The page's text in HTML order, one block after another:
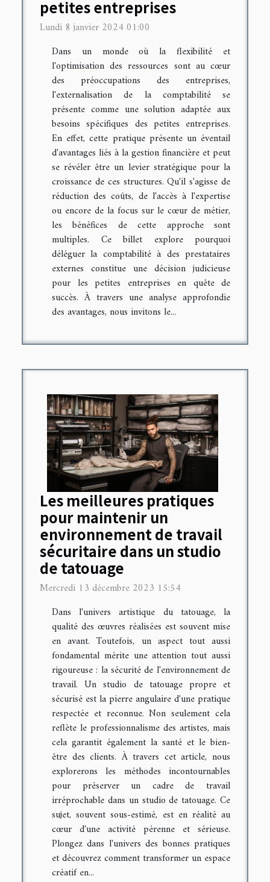
petites entreprises
Lundi 8 janvier 2024 01:00
Dans un monde où la flexibilité et
l'optimisation des ressources sont au cœur
des préoccupations des entreprises,
l'externalisation de la comptabilité se
présente comme une solution adaptée aux
besoins spécifiques des petites entreprises.
En effet, cette pratique présente un éventail
d'avantages liés à la gestion financière et peut
se révéler être un levier stratégique pour la
croissance de ces structures. Qu'il s'agisse de
réduction des coûts, de l'accès à l'expertise
ou encore de la focus sur le cœur de métier,
les bénéfices de cette approche sont
multiples. Ce billet explore pourquoi
déléguer la comptabilité à des prestataires
externes constitue une décision judicieuse
pour les petites entreprises en quête de
succès. À travers une analyse approfondie
des avantages, nous invitons le...
Les meilleures pratiques
pour maintenir un
environnement de travail
sécuritaire dans un studio
de tatouage
Mercredi 13 décembre 2023 15:54
Dans l'univers artistique du tatouage, la
qualité des œuvres réalisées est souvent mise
en avant. Toutefois, un aspect tout aussi
fondamental mérite une attention tout aussi
rigoureuse : la sécurité de l'environnement de
travail. Un studio de tatouage propre et
sécurisé est la pierre angulaire d'une pratique
respectée et reconnue. Non seulement cela
reflète le professionnalisme des artistes, mais
cela garantit également la santé et le bien-
être des clients. À travers cet article, nous
explorerons les méthodes incontournables
pour préserver un cadre de travail
irréprochable dans un studio de tatouage. Ce
sujet, souvent sous-estimé, est en réalité au
cœur d'une activité pérenne et sérieuse.
Plongez dans l'univers des bonnes pratiques
et découvrez comment transformer un espace
créatif en...